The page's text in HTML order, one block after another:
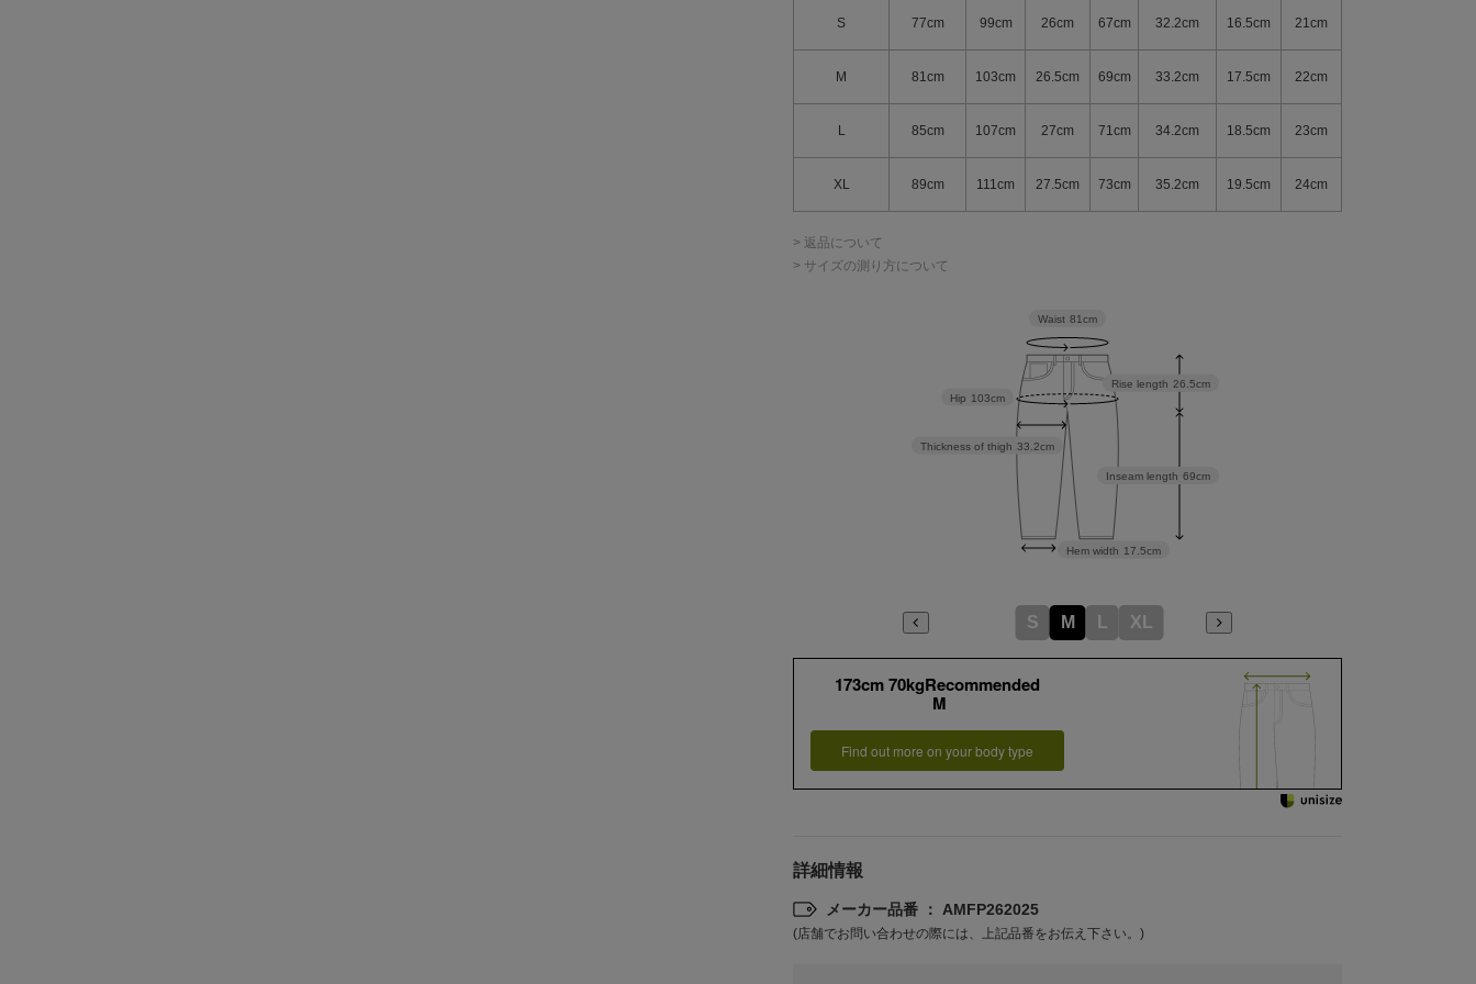
S 77cm 99cm 26cm 67cm 32.2cm 16.5cm 21cm
M 81cm 103cm 26.5cm 69cm 33.2cm 17.5cm 22cm
L 85cm 107cm 27cm 71cm 34.2cm 18.5cm 23cm
XL 89cm 111cm 27.5cm 73cm 35.2cm 19.5cm 24cm
> 返品について
> サイズの測り方について
Inseam length 69cm
Rise length 26.5cm
Hem width 17.5cm
Thickness of thigh 33.2cm
Hip 103cm
Waist 81cm
S M L XL
173cm 70kgRecommended
M
Find out more on your body type
詳細情報
メーカー品番 ： AMFP262025
(店舗でお問い合わせの際には、上記品番をお伝え下さい。)